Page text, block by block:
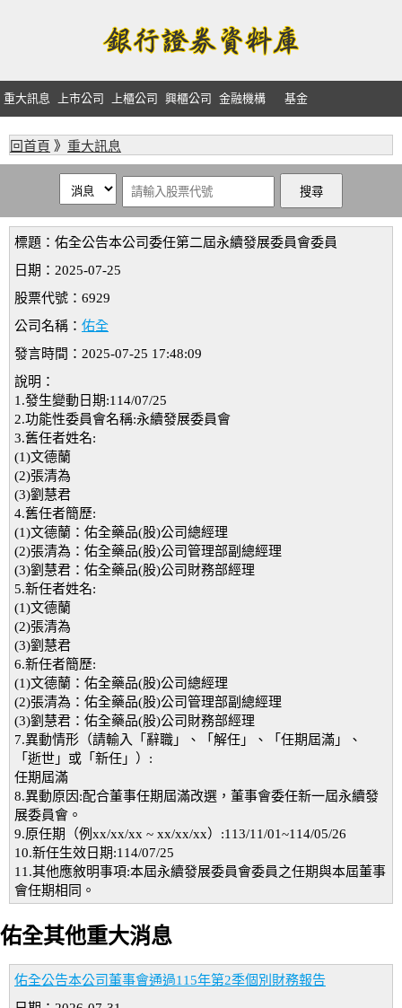
重大訊息 上市公司 上櫃公司 興櫃公司 金融機構 基金
回首頁 》 重大訊息
標題：佑全公告本公司委任第二屆永續發展委員會委員
日期：2025-07-25
股票代號：6929
公司名稱： 佑全
發言時間：2025-07-25 17:48:09
說明：
1.發生變動日期:114/07/25
2.功能性委員會名稱:永續發展委員會
3.舊任者姓名:
(1)文德蘭
(2)張清為
(3)劉慧君
4.舊任者簡歷:
(1)文德蘭：佑全藥品(股)公司總經理
(2)張清為：佑全藥品(股)公司管理部副總經理
(3)劉慧君：佑全藥品(股)公司財務部經理
5.新任者姓名:
(1)文德蘭
(2)張清為
(3)劉慧君
6.新任者簡歷:
(1)文德蘭：佑全藥品(股)公司總經理
(2)張清為：佑全藥品(股)公司管理部副總經理
(3)劉慧君：佑全藥品(股)公司財務部經理
7.異動情形（請輸入「辭職」、「解任」、「任期屆滿」、
「逝世」或「新任」）:
任期屆滿
8.異動原因:配合董事任期屆滿改選，董事會委任新一屆永續發
展委員會。
9.原任期（例xx/xx/xx ~ xx/xx/xx）:113/11/01~114/05/26
10.新任生效日期:114/07/25
11.其他應敘明事項:本屆永續發展委員會委員之任期與本屆董事
會任期相同。
佑全其他重大消息
佑全公告本公司董事會通過115年第2季個別財務報告